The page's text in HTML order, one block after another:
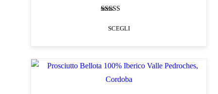
scelte
pagina
416,00 €
5.00
su 5
SCEGLI